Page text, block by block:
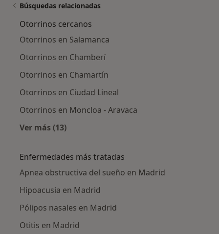
Búsquedas relacionadas
Otorrinos cercanos
Otorrinos en Salamanca
Otorrinos en Chamberí
Otorrinos en Chamartín
Otorrinos en Ciudad Lineal
Otorrinos en Moncloa - Aravaca
Ver más (13)
Enfermedades más tratadas
Apnea obstructiva del sueño en Madrid
Hipoacusia en Madrid
Pólipos nasales en Madrid
Otitis en Madrid